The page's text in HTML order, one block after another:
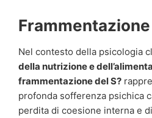
Frammentazione
Nel contesto della psicologia
della nutrizione e
frammentazione del S?
profonda sofferenza psichica
perdita di coesione interna e